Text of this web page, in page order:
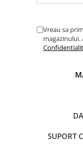
Vreau sa
magazinului.
SUPORT